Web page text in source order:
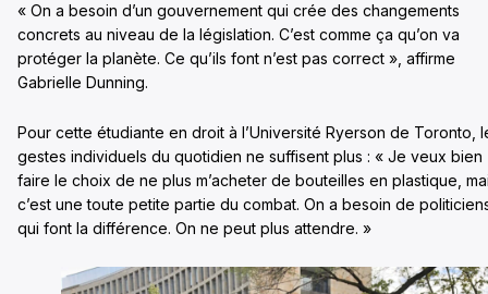
« On a besoin d’un gouvernement qui crée des changements
concrets au niveau de la législation. C’est comme ça qu’on va
protéger la planète. Ce qu’ils font n’est pas correct », affirme
Gabrielle Dunning.
Pour cette étudiante en droit à l’Université Ryerson de Toronto,
gestes individuels du quotidien ne suffisent plus : « Je veux bien
faire le choix de ne plus m’acheter de bouteilles en plastique,
c’est une toute petite partie du combat. On a besoin de
qui font la différence. On ne peut plus attendre. »